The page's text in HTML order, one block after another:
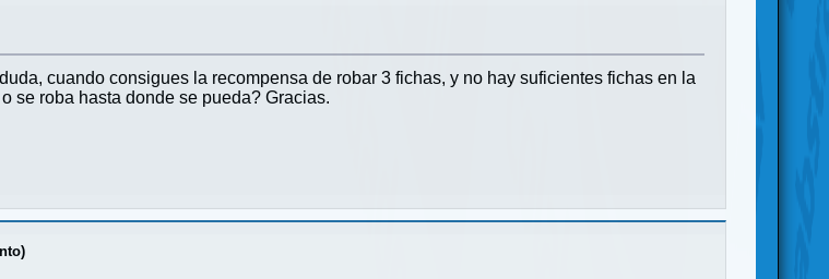
cuando consigues la recompensa de robar 3 fichas, y no hay suficientes fichas en la
se roba hasta donde se pueda? Gracias.